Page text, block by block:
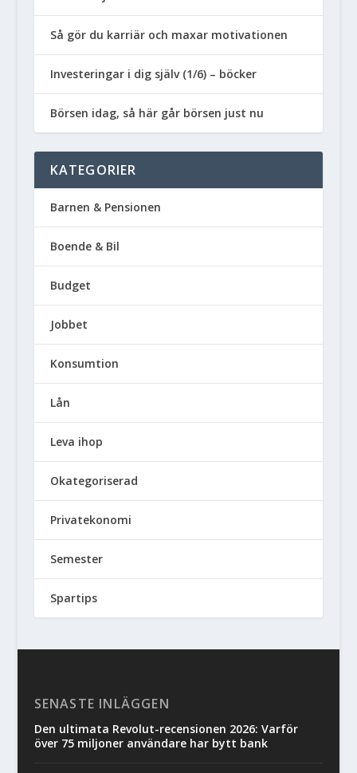
Så gör du karriär och maxar motivationen
Investeringar i dig själv (1/6) – böcker
Börsen idag, så här går börsen just nu
KATEGORIER
Barnen & Pensionen
Boende & Bil
Budget
Jobbet
Konsumtion
Lån
Leva ihop
Okategoriserad
Privatekonomi
Semester
Spartips
SENASTE INLÄGGEN
Den ultimata Revolut-recensionen 2026: Varför
över 75 miljoner användare har bytt bank